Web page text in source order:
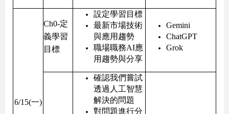
6/15(一)
Ch0-定
義學習
目標
設定學習目標
最新市場技術
與應用趨勢
職場職務AI應
用趨勢與分享
Gemini
ChatGPT
Grok
確認我們嘗試
透過人工智慧
解決的問題
對問題進行分